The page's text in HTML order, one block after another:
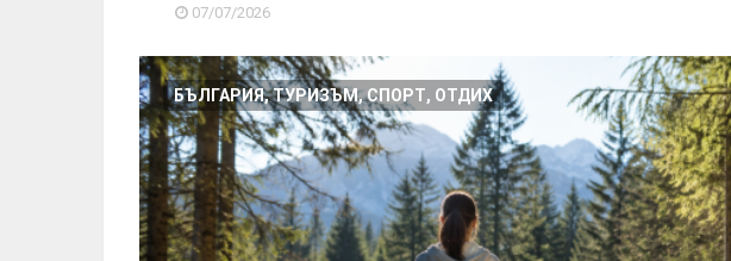
07/07/2026
БЪЛГАРИЯ, ТУРИЗЪМ, СПОРТ, ОТДИХ